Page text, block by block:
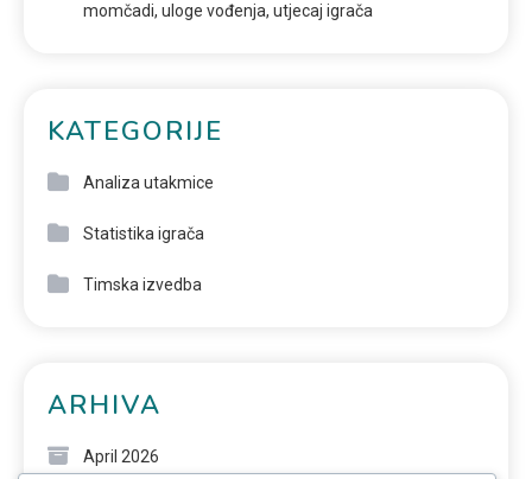
momčadi, uloge vođenja, utjecaj igrača
KATEGORIJE
Analiza utakmice
Statistika igrača
Timska izvedba
ARHIVA
April 2026